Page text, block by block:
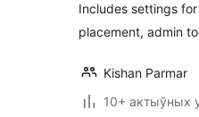
Includes settings
placement, admin
Kishan Parmar
10+ актыўных